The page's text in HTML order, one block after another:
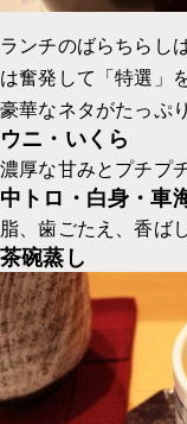
ランチのばらちらし
は奮発して「特選」
豪華なネタがたっぷ
ウニ・いくら
濃厚な甘みとプチプ
中トロ・白身・車
脂、歯ごたえ、香ば
茶碗蒸し